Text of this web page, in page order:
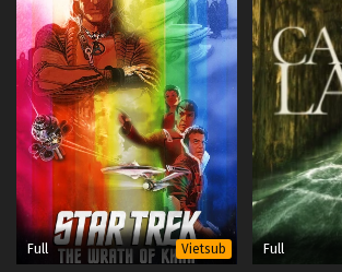
Full Vietsub Full